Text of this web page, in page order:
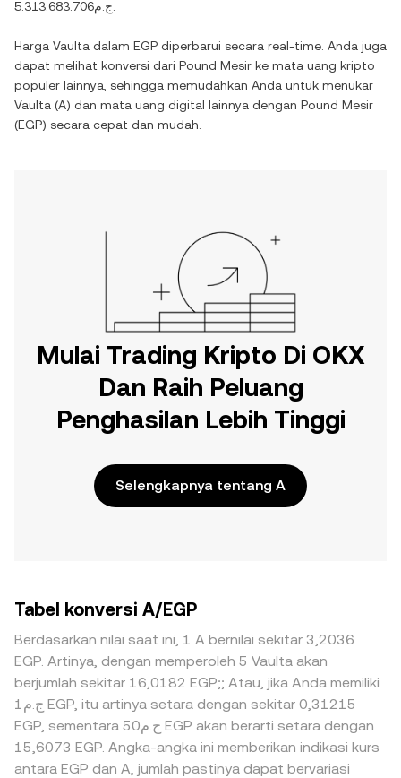
ج.م5.313.683.706
Harga Vaulta dalam EGP diperbarui secara real-time. Anda juga
dapat melihat konversi dari Pound Mesir ke mata uang kripto
populer lainnya, sehingga memudahkan Anda untuk menukar
Vaulta (A) dan mata uang digital lainnya dengan Pound Mesir
(EGP) secara cepat dan mudah.
Mulai Trading Kripto Di OKX
Dan Raih Peluang
Penghasilan Lebih Tinggi
Selengkapnya tentang A
Tabel konversi A/EGP
Berdasarkan nilai saat ini, 1 A bernilai sekitar 3,2036
EGP. Artinya, dengan memperoleh 5 Vaulta akan
berjumlah sekitar 16,0182 EGP;; Atau, jika Anda memiliki
ج.م1 EGP, itu artinya setara dengan sekitar 0,31215
EGP, sementara ج.م50 EGP akan berarti setara dengan
15,6073 EGP. Angka-angka ini memberikan indikasi kurs
antara EGP dan A, jumlah pastinya dapat bervariasi